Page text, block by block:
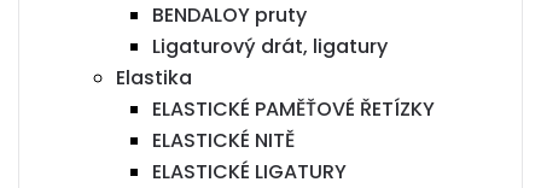
BENDALOY pruty
Ligaturový drát, ligatury
Elastika
ELASTICKÉ PAMĚŤOVÉ ŘETÍZKY
ELASTICKÉ NITĚ
ELASTICKÉ LIGATURY